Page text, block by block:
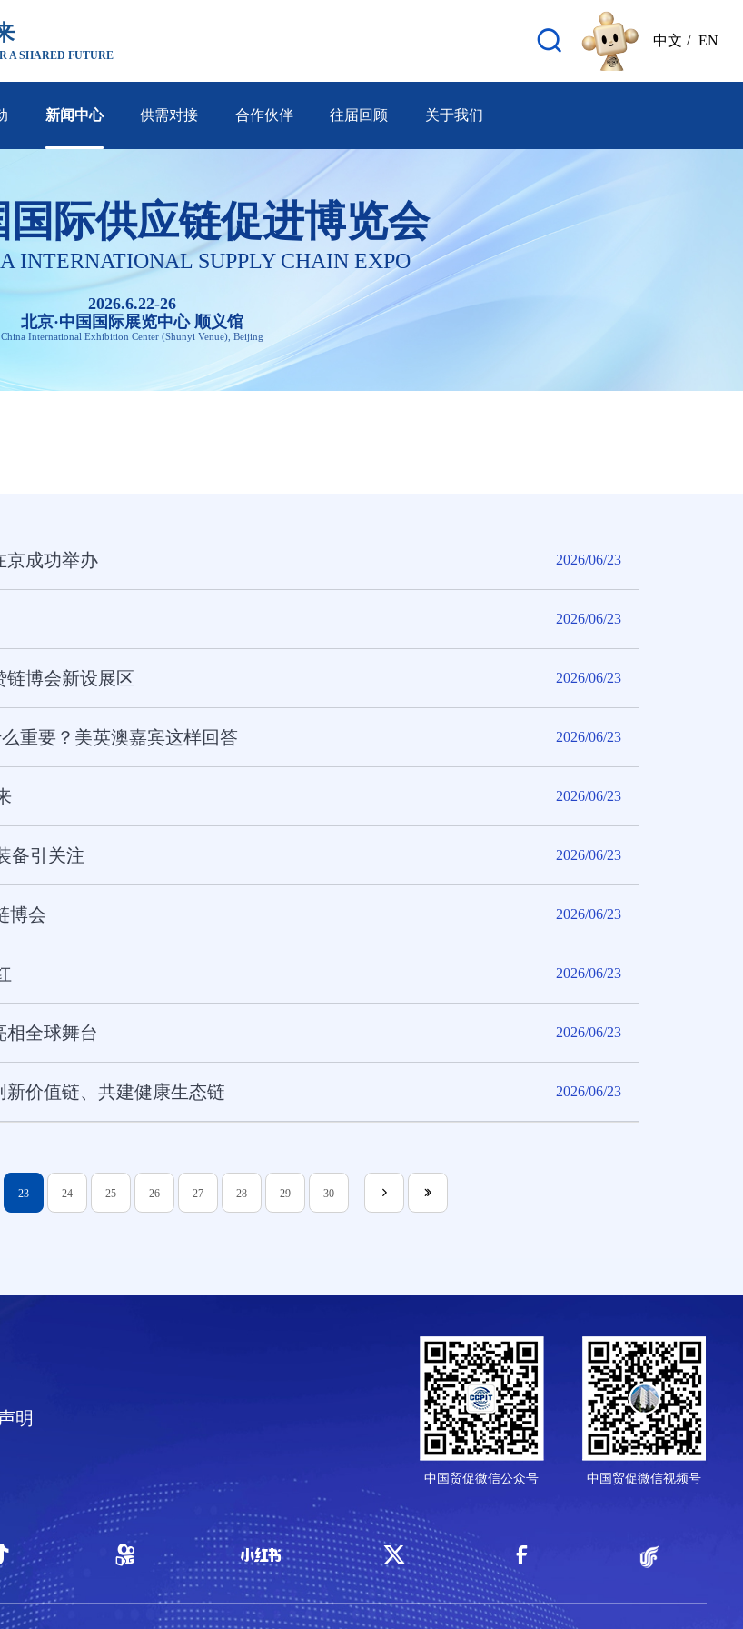
A SHARED FUTURE
中文 / EN
新闻中心 供需对接 合作伙伴 往届回顾 关于我们
国际供应链促进博览会
INTERNATIONAL SUPPLY CHAIN EXPO
2026.6.22-26
北京·中国国际展览中心 顺义馆
China International Exhibition Center (Shunyi Venue), Beijing
京成功举办 2026/06/23
2026/06/23
链博会新设展区 2026/06/23
重要？美英澳嘉宾这样回答 2026/06/23
2026/06/23
备引关注 2026/06/23
博会 2026/06/23
2026/06/23
相全球舞台 2026/06/23
价值链、共建健康生态链 2026/06/23
23 24 25 26 27 28 29 30
明
中国贸促微信公众号 中国贸促微信视频号